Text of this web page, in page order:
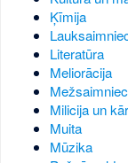
Ķīmija
Literatūra
Meliorācija
Milicija un
Muita
Mūzika